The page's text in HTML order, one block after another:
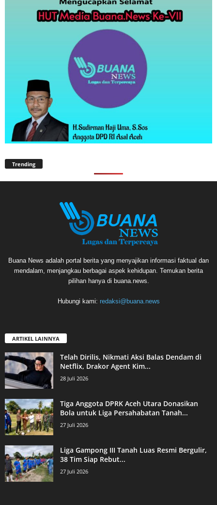
Trending
Buana News adalah portal berita yang menyajikan informasi faktual dan
mendalam, menjangkau berbagai aspek kehidupan. Temukan berita
pilihan hanya di buana.news.
Hubungi kami: redaksi@buana.news
ARTIKEL LAINNYA
Telah Dirilis, Nikmati Aksi Balas Dendam di
Netflix, Drakor Agent Kim...
28 Juli 2026
Tiga Anggota DPRK Aceh Utara Donasikan
Bola untuk Liga Persahabatan Tanah...
27 Juli 2026
Liga Gampong III Tanah Luas Resmi Bergulir,
38 Tim Siap Rebut...
27 Juli 2026